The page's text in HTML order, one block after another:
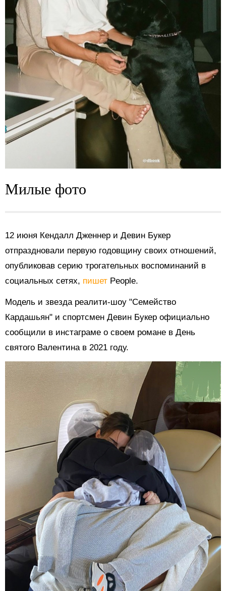
Милые фото
12 июня Кендалл Дженнер и Девин Букер
отпраздновали первую годовщину своих отношений,
опубликовав серию трогательных воспоминаний в
социальных сетях, пишет People.
Модель и звезда реалити-шоу "Семейство
Кардашьян" и спортсмен Девин Букер официально
сообщили в инстаграме о своем романе в День
святого Валентина в 2021 году.